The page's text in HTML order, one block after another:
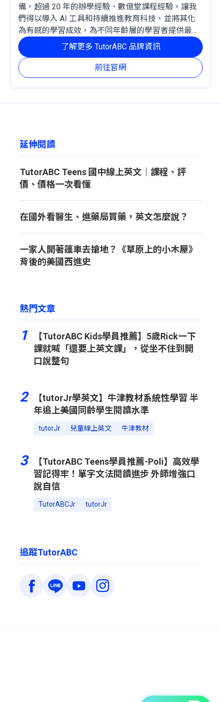
備，超過 20 年的辦學經驗、數億堂課程經驗，讓我
們得以導入 AI 工具和持續推進教育科技，並將其化
為有感的學習成效，為不同年齡層的學習者提供最穩
定且有效的成長路徑。
前往官網
了解更多 TutorABC 品牌資訊
延伸閱讀
TutorABC Teens 國中線上英文｜課程、評
價、價格一次看懂
在國外看醫生、進藥局買藥，英文怎麼說？
一家人開著篷車去搶地？《草原上的小木屋》
背後的美國西進史
熱門文章
1
【TutorABC Kids學員推薦】5歲Rick一下
課就喊「還要上英文課」，從坐不住到開
口說整句
2
【tutorJr學英文】牛津教材系統性學習 半
年追上美國同齡學生閱讀水準
tutorJr 兒童線上英文 牛津教材
3
【TutorABC Teens學員推薦-Poli】高效學
習記得牢！單字文法閱讀進步 外師增強口
說自信
TutorABCJr tutorJr
追蹤TutorABC